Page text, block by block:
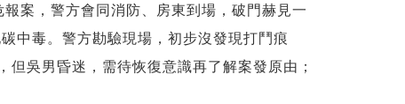
案，警方會同消防、房東到場，破門赫見一
中毒。警方勘驗現場，初步沒發現打鬥痕
吳男昏迷，需待恢復意識再了解案發原由；